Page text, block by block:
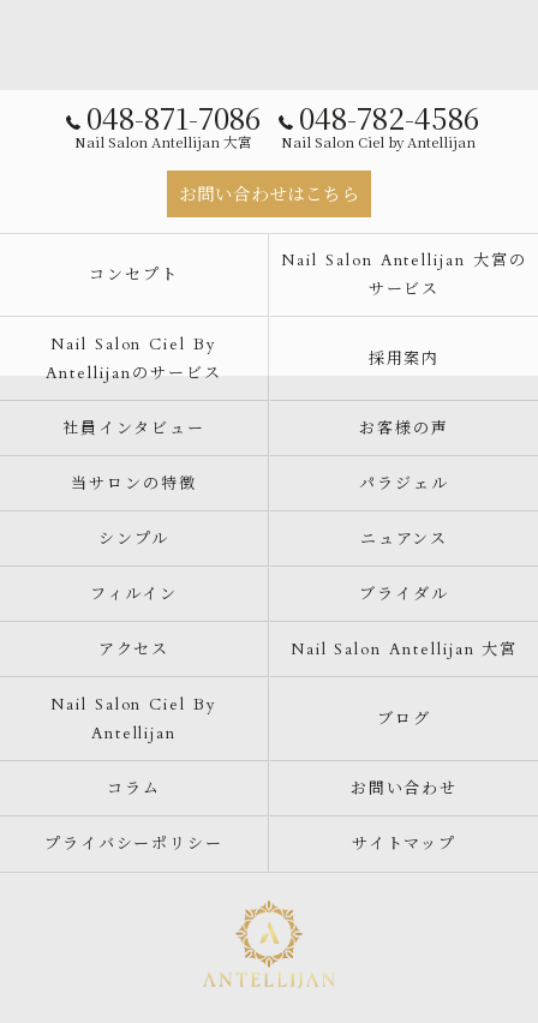
048-871-7086
Nail Salon Antellijan 大宮
048-782-4586
Nail Salon Ciel by Antellijan
お問い合わせはこちら
コンセプト
Nail Salon Antellijan 大宮の
サービス
Nail Salon Ciel By
Antellijanのサービス
採用案内
社員インタビュー お客様の声
当サロンの特徴 パラジェル
シンプル ニュアンス
フィルイン ブライダル
アクセス Nail Salon Antellijan 大宮
Nail Salon Ciel By
Antellijan
ブログ
コラム お問い合わせ
プライバシーポリシー サイトマップ